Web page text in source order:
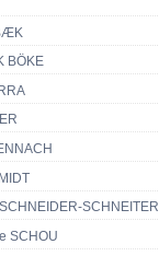
BÖKE
SCHNEITER
SCHOU